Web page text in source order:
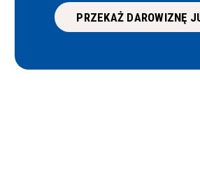
PRZEKAŻ DAROWIZNĘ